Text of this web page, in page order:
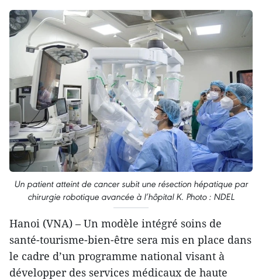
Un patient atteint de cancer subit une résection hépatique par
chirurgie robotique avancée à l’hôpital K. Photo : NDEL
Hanoi (VNA) – Un modèle intégré soins de
santé-tourisme-bien-être sera mis en place dans
le cadre d’un programme national visant à
développer des services médicaux de haute